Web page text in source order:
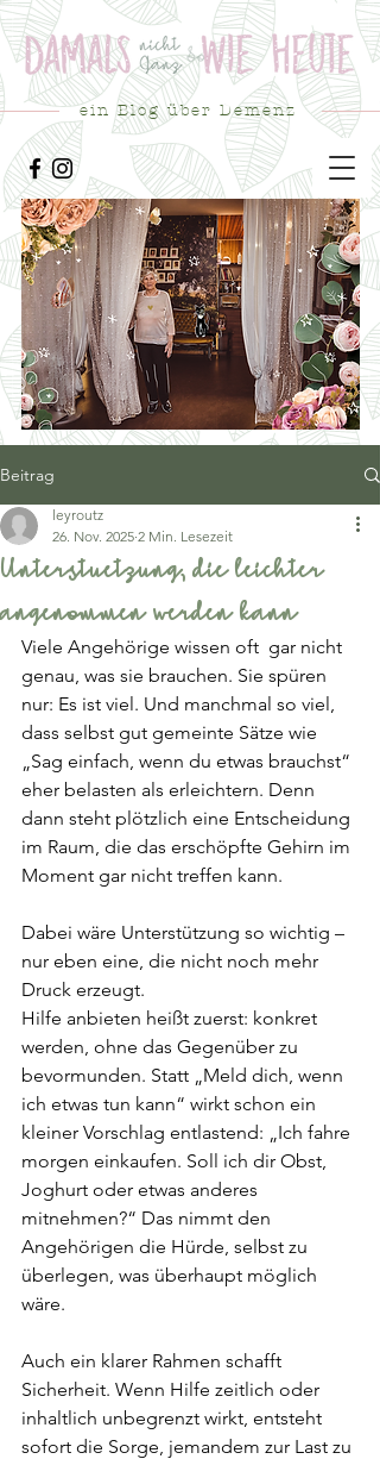
ein Blog über Demenz
Beitrag
Unterstuetzung, die leichter
angenommen werden kann
leyroutz
26. Nov. 2025 2 Min. Lesezeit
Viele Angehörige wissen oft  gar nicht
genau, was sie brauchen. Sie spüren
nur: Es ist viel. Und manchmal so viel,
dass selbst gut gemeinte Sätze wie
„Sag einfach, wenn du etwas brauchst“
eher belasten als erleichtern. Denn
dann steht plötzlich eine Entscheidung
im Raum, die das erschöpfte Gehirn im
Moment gar nicht treffen kann.
Dabei wäre Unterstützung so wichtig –
nur eben eine, die nicht noch mehr
Druck erzeugt.
Hilfe anbieten heißt zuerst: konkret
werden, ohne das Gegenüber zu
bevormunden. Statt „Meld dich, wenn
ich etwas tun kann“ wirkt schon ein
kleiner Vorschlag entlastend: „Ich fahre
morgen einkaufen. Soll ich dir Obst,
Joghurt oder etwas anderes
mitnehmen?“ Das nimmt den
Angehörigen die Hürde, selbst zu
überlegen, was überhaupt möglich
wäre.
Auch ein klarer Rahmen schafft
Sicherheit. Wenn Hilfe zeitlich oder
inhaltlich unbegrenzt wirkt, entsteht
sofort die Sorge, jemandem zur Last zu